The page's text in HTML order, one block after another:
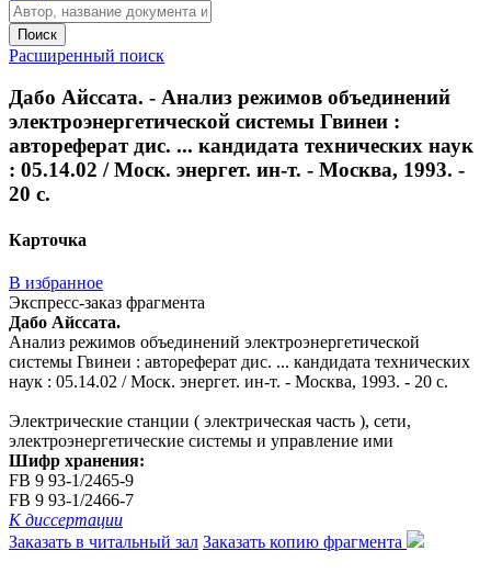
Поиск
Расширенный поиск
Дабо Айссата. - Анализ режимов объединений
электроэнергетической системы Гвинеи :
автореферат дис. ... кандидата технических наук
: 05.14.02 / Моск. энергет. ин-т. - Москва, 1993. -
20 с.
Карточка
В избранное
Экспресс-заказ фрагмента
Дабо Айссата.
Анализ режимов объединений электроэнергетической
системы Гвинеи : автореферат дис. ... кандидата технических
наук : 05.14.02 / Моск. энергет. ин-т. - Москва, 1993. - 20 с.
Электрические станции ( электрическая часть ), сети,
электроэнергетические системы и управление ими
Шифр хранения:
FB 9 93-1/2465-9
FB 9 93-1/2466-7
К диссертации
Заказать в читальный зал Заказать копию фрагмента